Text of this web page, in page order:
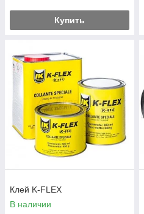
Купить
Клей K-FLEX
В наличии